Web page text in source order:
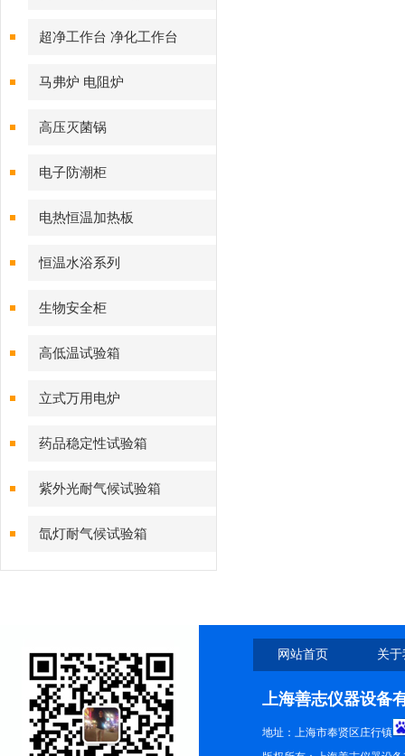
超净工作台 净化工作台
马弗炉 电阻炉
高压灭菌锅
电子防潮柜
电热恒温加热板
恒温水浴系列
生物安全柜
高低温试验箱
立式万用电炉
药品稳定性试验箱
紫外光耐气候试验箱
氙灯耐气候试验箱
网站首页 关
上海善志仪器设备
地址：上海市奉贤区庄行镇